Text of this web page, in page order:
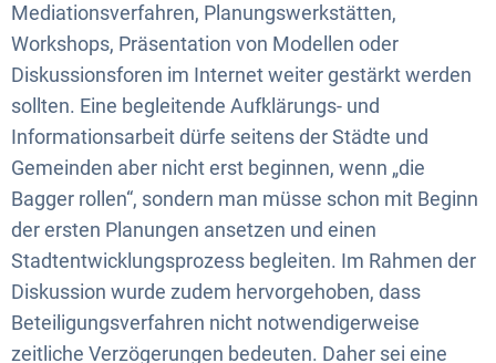
Mediationsverfahren, Planungswerkstätten,
Workshops, Präsentation von Modellen oder
Diskussionsforen im Internet weiter gestärkt werden
sollten. Eine begleitende Aufklärungs- und
Informationsarbeit dürfe seitens der Städte und
Gemeinden aber nicht erst beginnen, wenn „die
Bagger rollen“, sondern man müsse schon mit Beginn
der ersten Planungen ansetzen und einen
Stadtentwicklungsprozess begleiten. Im Rahmen der
Diskussion wurde zudem hervorgehoben, dass
Beteiligungsverfahren nicht notwendigerweise
zeitliche Verzögerungen bedeuten. Daher sei eine